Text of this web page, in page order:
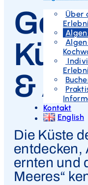
Über
Kontakt
English
&
Die Küste
entdecken,
ernten und
Meeres“